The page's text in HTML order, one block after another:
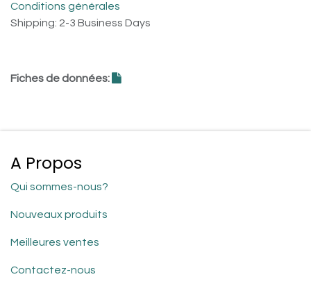
Conditions générales
Shipping: 2-3 Business Days
Fiches de données:
A Propos
Qui sommes-nous?
Nouveaux produits
Meilleures ventes
Contactez-nous